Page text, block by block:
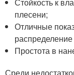
плесени;
Отличные
Простота в